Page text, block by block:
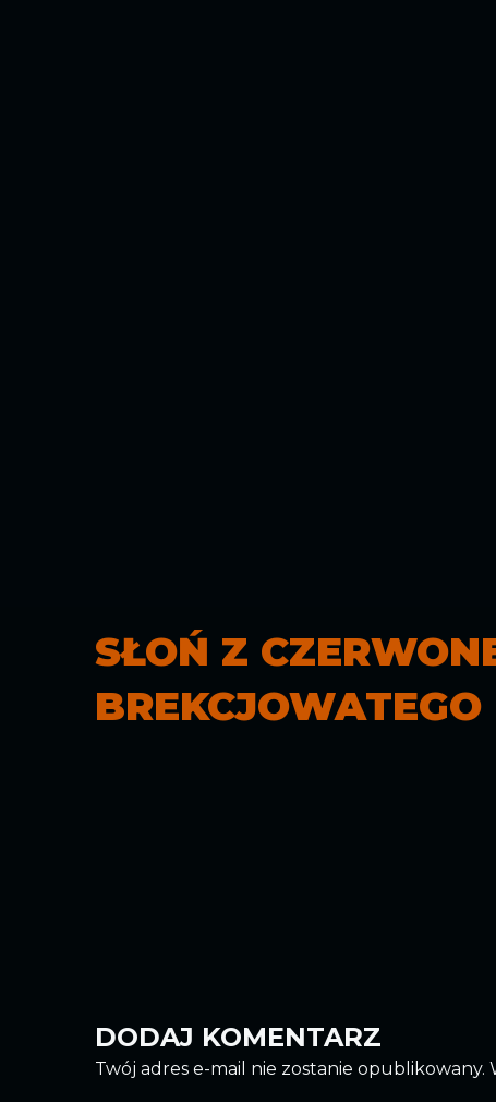
SŁOŃ Z
BREKCJOWATEGO
DODAJ KOMENTARZ
Twój adres e-mail nie zostanie opublikowany.